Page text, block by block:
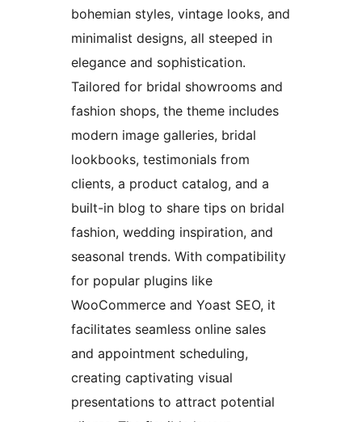
bohemian styles, vintage looks, and
minimalist designs, all steeped in
elegance and sophistication.
Tailored for bridal showrooms and
fashion shops, the theme includes
modern image galleries, bridal
lookbooks, testimonials from
clients, a product catalog, and a
built-in blog to share tips on bridal
fashion, wedding inspiration, and
seasonal trends. With compatibility
for popular plugins like
WooCommerce and Yoast SEO, it
facilitates seamless online sales
and appointment scheduling,
creating captivating visual
presentations to attract potential